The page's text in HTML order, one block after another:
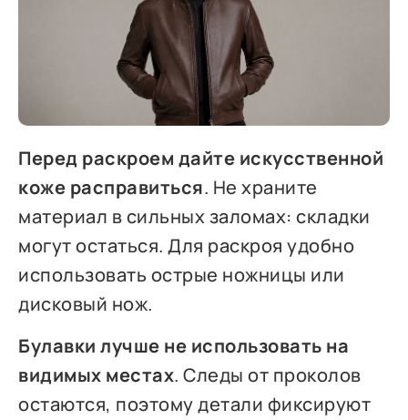
Перед раскроем дайте искусственной
коже расправиться. Не храните
материал в сильных заломах: складки
могут остаться. Для раскроя удобно
использовать острые ножницы или
дисковый нож.
Булавки лучше не использовать на
видимых местах. Следы от проколов
остаются, поэтому детали фиксируют